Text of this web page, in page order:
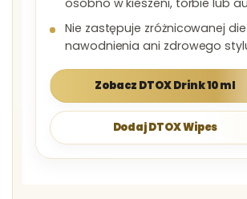
Nie zastępuje zróżnicowanej
nawodnienia ani zdrowego
Zobacz DTOX Drink 10 ml
Dodaj DTOX Wipes